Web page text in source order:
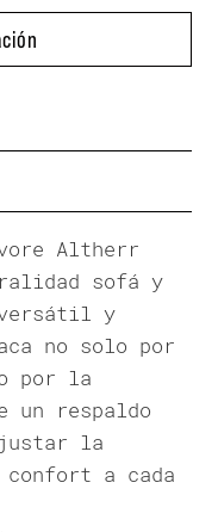
Altherr
sofá y
versátil y
no solo por
por la
un respaldo
la
a cada